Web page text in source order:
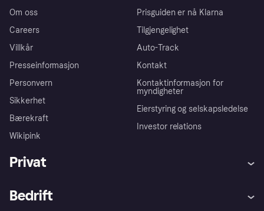
Om oss
Careers
Villkår
Presseinformasjon
Personvern
Sikkerhet
Bærekraft
Wikipink
Prisguiden er nå Klarna
Tilgjengelighet
Auto-Track
Kontakt
Kontaktinformasjon for
myndigheter
Eierstyring og selskapsledelse
Investor relations
Privat
Bedrift